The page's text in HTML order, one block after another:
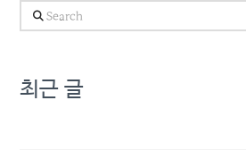
Search
최근 글